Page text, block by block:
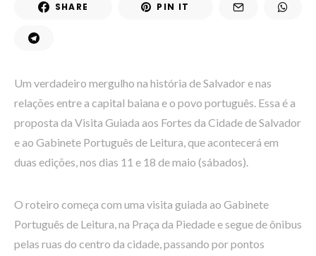
SHARE PIN IT
Um verdadeiro mergulho na história de Salvador e nas
relações entre a capital baiana e o povo português. Essa é a
proposta da Visita Guiada aos Fortes da Cidade de Salvador
e ao Gabinete Português de Leitura, que acontecerá em
duas edições, nos dias 11 e 18 de maio (sábados).
O roteiro começa com uma visita guiada ao Gabinete
Português de Leitura, na Praça da Piedade e segue de ônibus
pelas ruas do centro da cidade, passando por pontos